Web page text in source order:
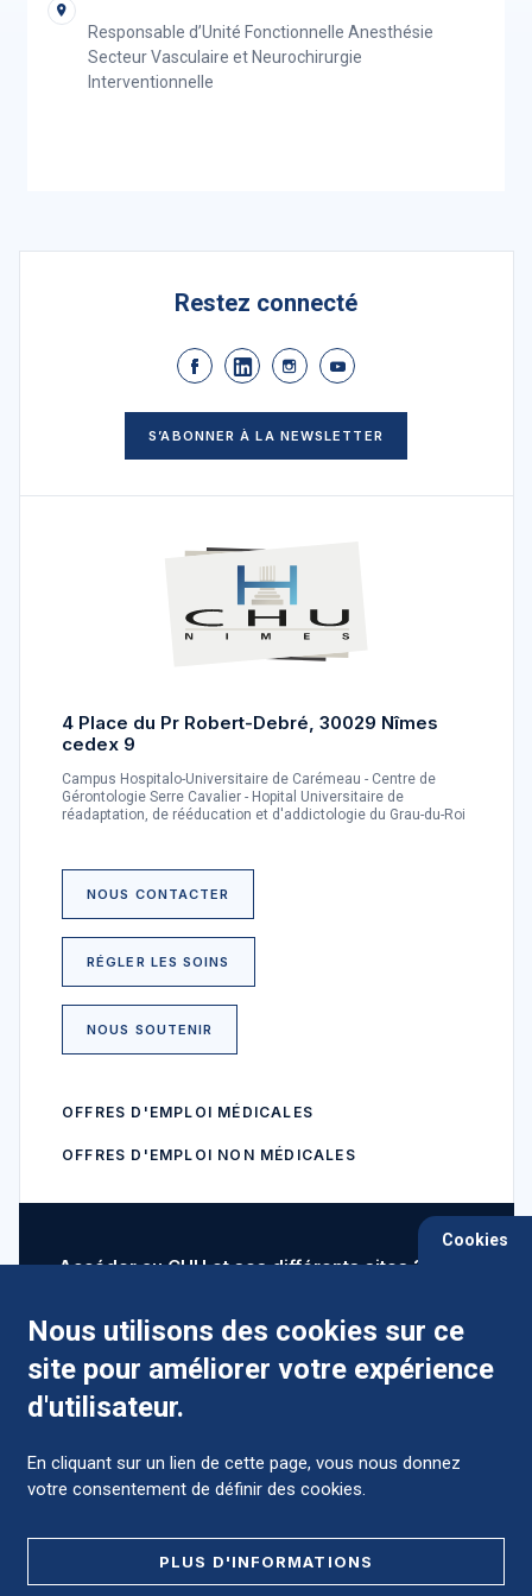
Responsable d’Unité Fonctionnelle Anesthésie
Secteur Vasculaire et Neurochirurgie
Interventionnelle
Restez connecté
S’ABONNER À LA NEWSLETTER
4 Place du Pr Robert-Debré, 30029 Nîmes
cedex 9
Campus Hospitalo-Universitaire de Carémeau - Centre de
Gérontologie Serre Cavalier - Hopital Universitaire de
réadaptation, de rééducation et d'addictologie du Grau-du-Roi
NOUS CONTACTER
RÉGLER LES SOINS
NOUS SOUTENIR
OFFRES D'EMPLOI MÉDICALES
OFFRES D'EMPLOI NON MÉDICALES
Accéder au CHU et ses différents sites ?
Comment préparer mon hospitalisation ?
Cookies
Nous utilisons des cookies sur ce
site pour améliorer votre expérience
d'utilisateur.
En cliquant sur un lien de cette page, vous nous donnez
votre consentement de définir des cookies.
PLUS D'INFORMATIONS